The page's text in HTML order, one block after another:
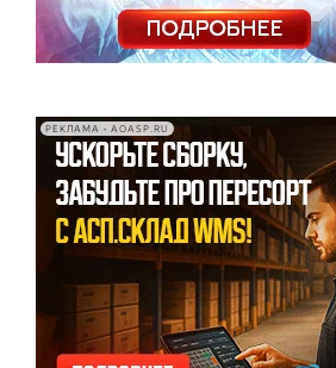
РЕКЛАМА • AOASP.RU